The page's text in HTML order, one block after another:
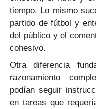
tiempo. Lo mismo
partido de fútbol y
del público y el
cohesivo.
Otra diferencia
razonamiento
podían seguir
en tareas que